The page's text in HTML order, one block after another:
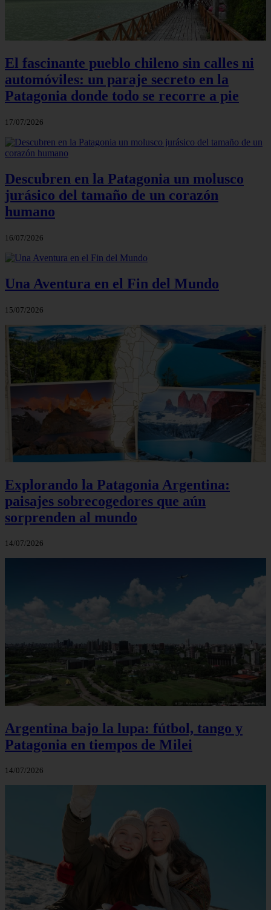
El fascinante pueblo chileno sin calles ni
automóviles: un paraje secreto en la
Patagonia donde todo se recorre a pie
17/07/2026
Descubren en la Patagonia un molusco
jurásico del tamaño de un corazón
humano
16/07/2026
Una Aventura en el Fin del Mundo
15/07/2026
Explorando la Patagonia Argentina:
paisajes sobrecogedores que aún
sorprenden al mundo
14/07/2026
Argentina bajo la lupa: fútbol, tango y
Patagonia en tiempos de Milei
14/07/2026